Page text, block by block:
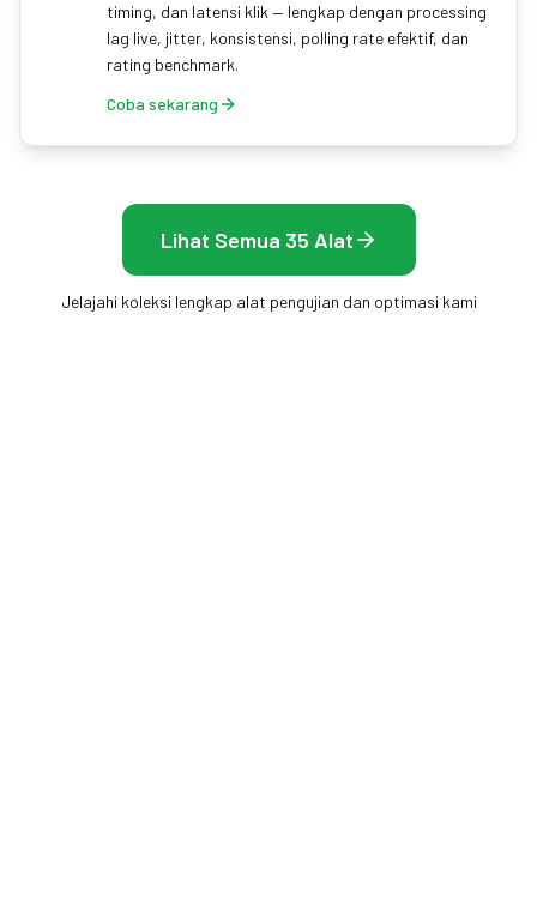
timing, dan latensi klik — lengkap dengan processing
lag live, jitter, konsistensi, polling rate efektif, dan
rating benchmark.
Coba sekarang
Lihat Semua 35 Alat
Jelajahi koleksi lengkap alat pengujian dan optimasi kami